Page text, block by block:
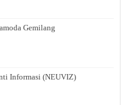
Gemilang
Informasi (NEUVIZ)